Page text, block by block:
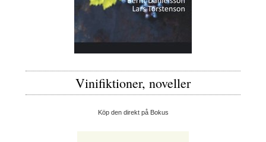
Vinifiktioner, noveller
Köp den direkt på Bokus